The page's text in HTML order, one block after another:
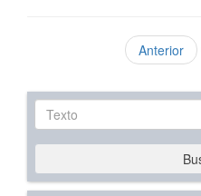
Anterior
Texto